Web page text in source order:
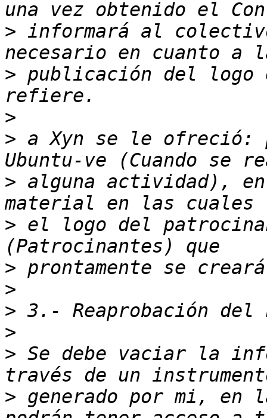
> informará al
> publicación del logo
>
> a Xyn se le ofreció:
> alguna actividad),
> el logo del
>
>
>
>
> Se debe vaciar la
> generado por mi, en